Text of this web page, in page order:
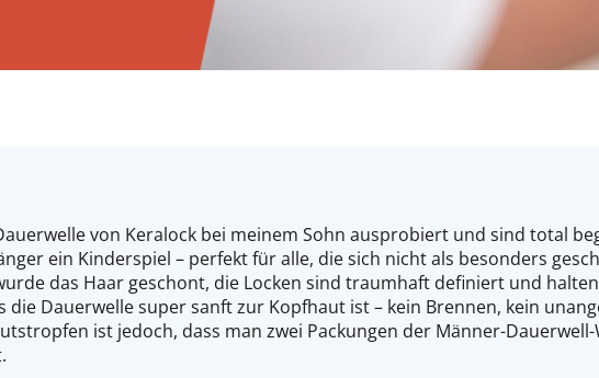
von Keralock bei meinem Sohn ausprobiert und sind total
ein Kinderspiel – perfekt für alle, die sich nicht als besonders
das Haar geschont, die Locken sind traumhaft definiert und
die Dauerwelle super sanft zur Kopfhaut ist – kein Brennen, kein
ist jedoch, dass man zwei Packungen der Männer-